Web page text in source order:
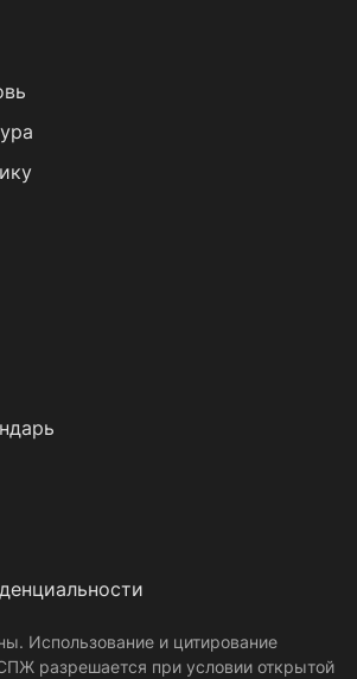
Использование и цитирование
разрешается при условии открытой